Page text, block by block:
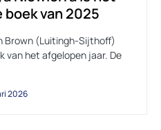
van 2025
Brown (Luitingh-Sijthoff)
van het afgelopen jaar. De
2026